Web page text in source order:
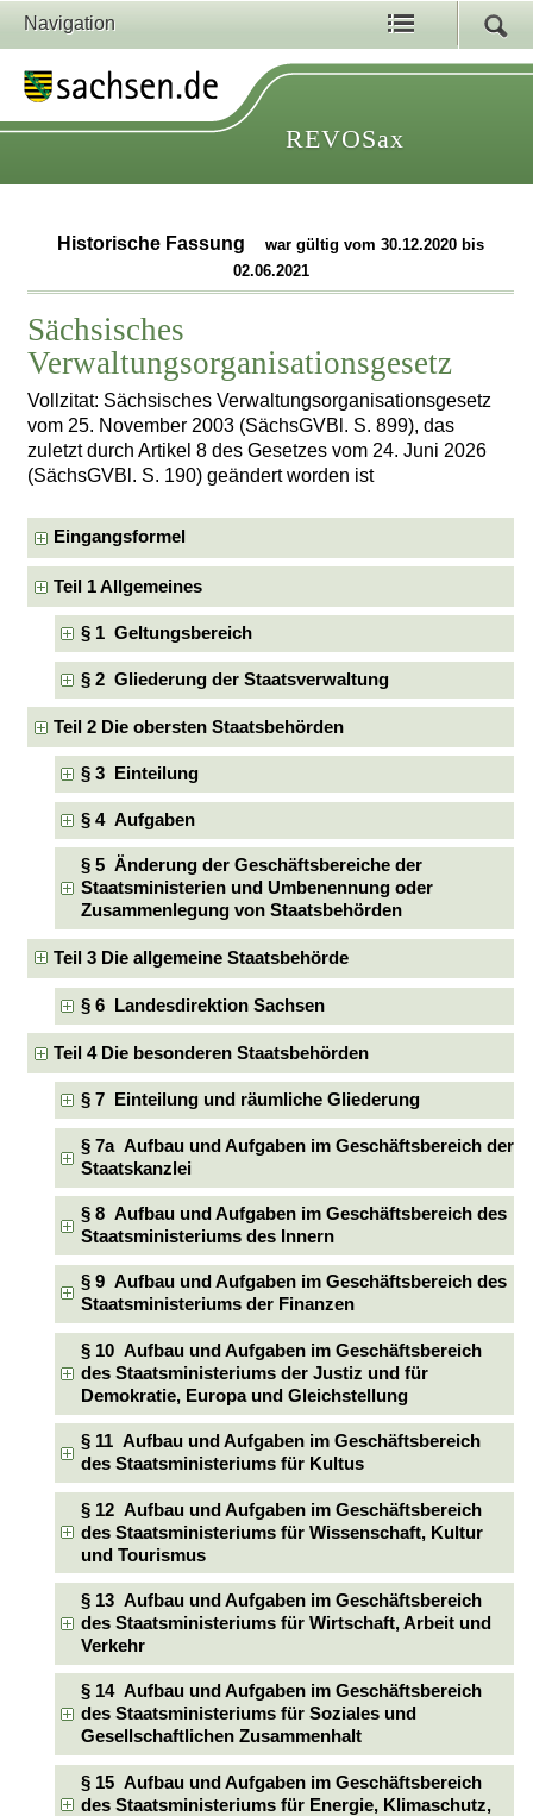
Navigation
REVOSax
Historische Fassung
war gültig vom 30.12.2020 bis
02.06.2021
Sächsisches
Verwaltungsorganisationsgesetz
Vollzitat: Sächsisches Verwaltungsorganisationsgesetz
vom 25. November 2003 (SächsGVBl. S. 899), das
zuletzt durch Artikel 8 des Gesetzes vom 24. Juni 2026
(SächsGVBl. S. 190) geändert worden ist
Eingangsformel
Teil 1 Allgemeines
§ 1 Geltungsbereich
§ 2 Gliederung der Staatsverwaltung
Teil 2 Die obersten Staatsbehörden
§ 3 Einteilung
§ 4 Aufgaben
§ 5 Änderung der Geschäftsbereiche der
Staatsministerien und Umbenennung oder
Zusammenlegung von Staatsbehörden
Teil 3 Die allgemeine Staatsbehörde
§ 6 Landesdirektion Sachsen
Teil 4 Die besonderen Staatsbehörden
§ 7 Einteilung und räumliche Gliederung
§ 7a Aufbau und Aufgaben im Geschäftsbereich der
Staatskanzlei
§ 8 Aufbau und Aufgaben im Geschäftsbereich des
Staatsministeriums des Innern
§ 9 Aufbau und Aufgaben im Geschäftsbereich des
Staatsministeriums der Finanzen
§ 10 Aufbau und Aufgaben im Geschäftsbereich
des Staatsministeriums der Justiz und für
Demokratie, Europa und Gleichstellung
§ 11 Aufbau und Aufgaben im Geschäftsbereich
des Staatsministeriums für Kultus
§ 12 Aufbau und Aufgaben im Geschäftsbereich
des Staatsministeriums für Wissenschaft, Kultur
und Tourismus
§ 13 Aufbau und Aufgaben im Geschäftsbereich
des Staatsministeriums für Wirtschaft, Arbeit und
Verkehr
§ 14 Aufbau und Aufgaben im Geschäftsbereich
des Staatsministeriums für Soziales und
Gesellschaftlichen Zusammenhalt
§ 15 Aufbau und Aufgaben im Geschäftsbereich
des Staatsministeriums für Energie, Klimaschutz,